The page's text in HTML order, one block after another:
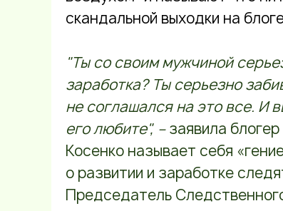
скандальной выходки на
"Ты со своим мужчиной
заработка? Ты серьезно
не соглашался на это все. И
его любите", –заявила
Косенко называет себя
о развитии и заработке
Председатель